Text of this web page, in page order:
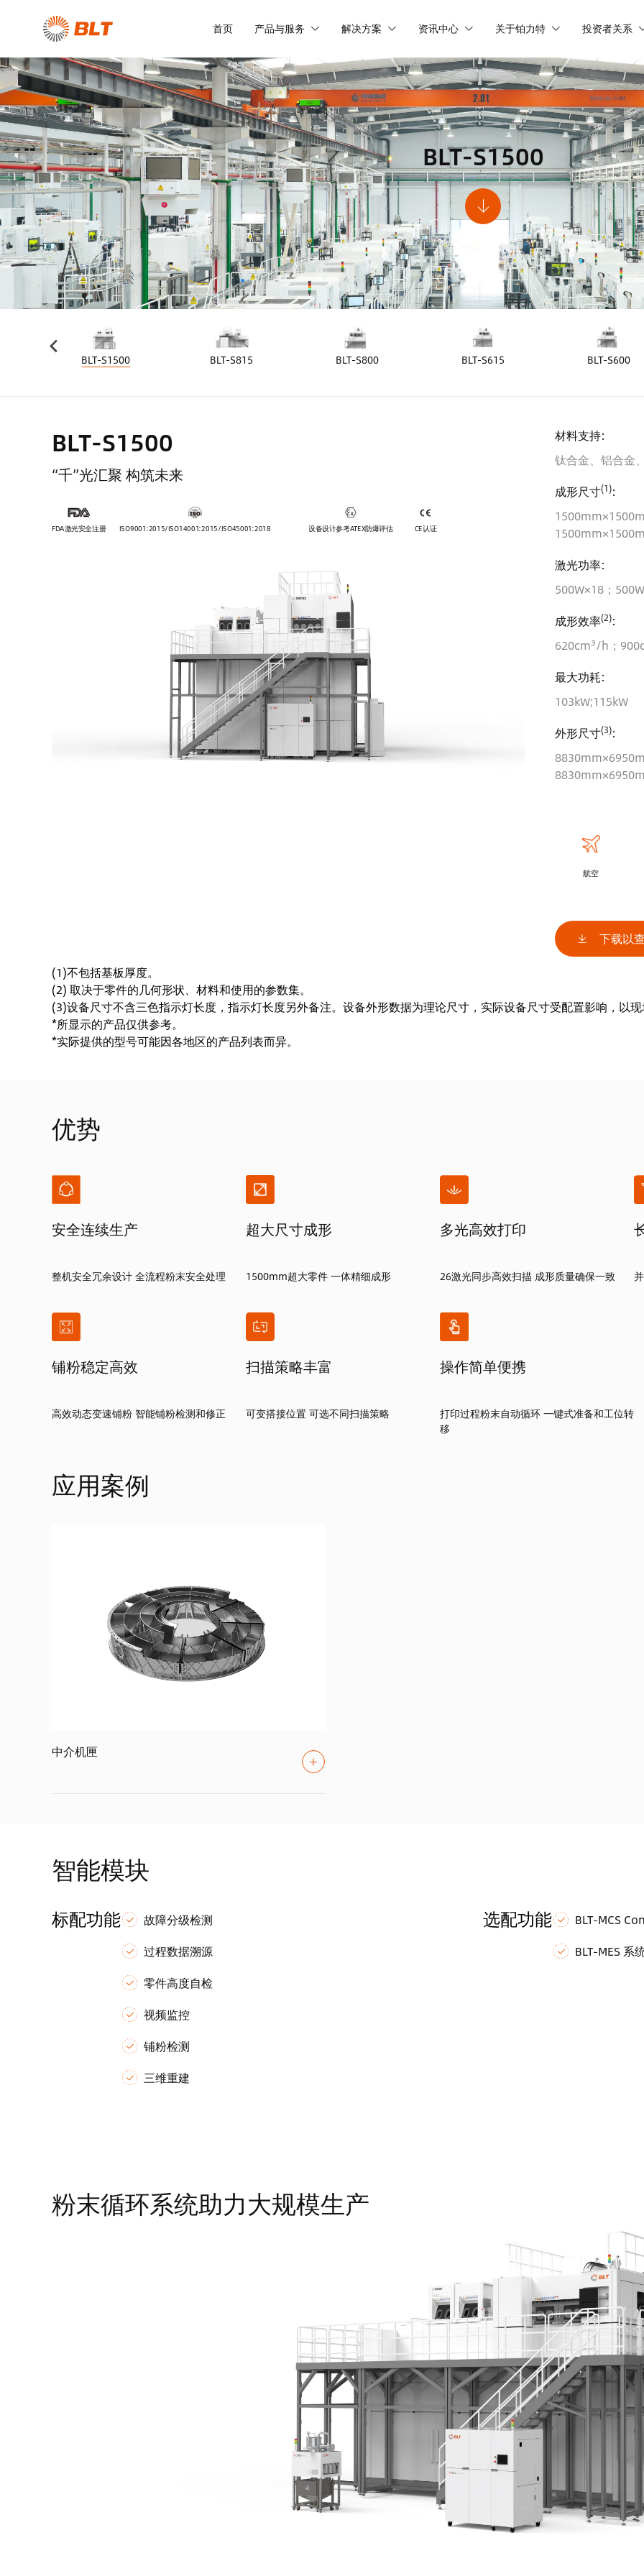
首页 产品与服务 解决方案 资讯中心 关于铂力特 投资者关系
BLT-S1500
BLT-S1500 BLT-S815 BLT-S800 BLT-S615 BLT-S600
BLT-S1500
“千”光汇聚 构筑未来
FDA激光安全注册 ISO9001:2015/ISO14001:2015/ISO45001:2018 设备设计参考ATEX防爆评估 CE认证
材料支持:
钛合金、铝合金
成形尺寸(1):
激光功率:
500W×18；
成形效率(2):
620cm³/h；
最大功耗:
103kW;115kW
外形尺寸(3):
航空
下载以
(1)不包括基板厚度。
(2) 取决于零件的几何形状、材料和使用的参数集。
(3)设备尺寸不含三色指示灯长度，指示灯长度另外备注。设备外形数据为理论尺寸，实际设备尺寸受配置影响，以
*所显示的产品仅供参考。
*实际提供的型号可能因各地区的产品列表而异。
优势
安全连续生产
整机安全冗余设计 全流程粉末安全处理
超大尺寸成形
1500mm超大零件 一体精细成形
多光高效打印
26激光同步高效扫描 成形质量确保一致
铺粉稳定高效
高效动态变速铺粉 智能铺粉检测和修正
扫描策略丰富
可变搭接位置 可选不同扫描策略
操作简单便携
打印过程粉末自动循环 一键式准备和工位转
移
应用案例
中介机匣
智能模块
标配功能
故障分级检测
过程数据溯源
零件高度自检
视频监控
铺粉检测
三维重建
选配功能
BLT-MCS
BLT-MES 系
粉末循环系统助力大规模生产